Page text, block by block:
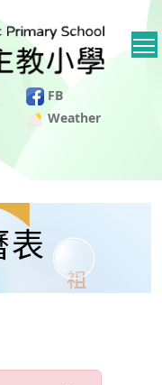
FB
Weather
表